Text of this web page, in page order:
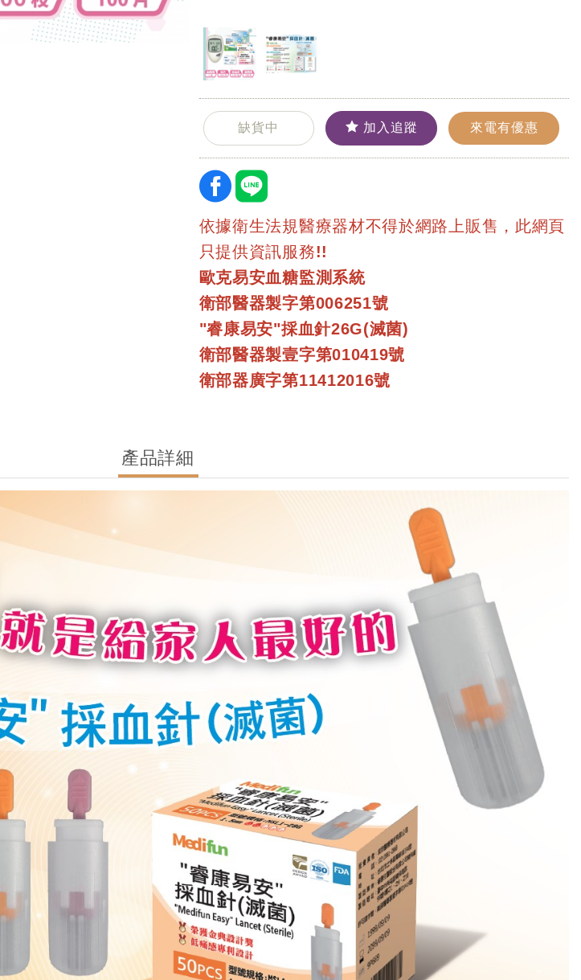
缺貨中 加入追蹤 來電有優惠
依據衛生法規醫療器材不得於網路上販售，此網頁
只提供資訊服務!!
歐克易安血糖監測系統
衛部醫器製字第006251號
"睿康易安"採血針26G(滅菌)
衛部醫器製壹字第010419號
衛部器廣字第11412016號
產品詳細